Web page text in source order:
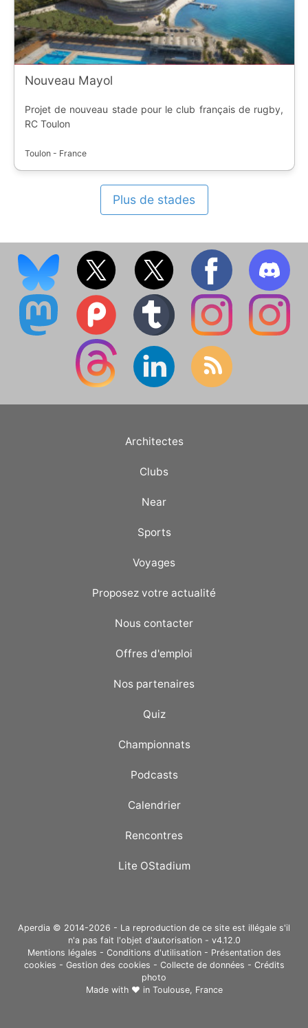
Nouveau Mayol
Projet de nouveau stade pour le club français de rugby,
RC Toulon
Toulon - France
Plus de stades
Architectes
Clubs
Near
Sports
Voyages
Proposez votre actualité
Nous contacter
Offres d'emploi
Nos partenaires
Quiz
Championnats
Podcasts
Calendrier
Rencontres
Lite OStadium
Aperdia © 2014-2026 - La reproduction de ce site est illégale s'il
n'a pas fait l'objet d'autorisation - v4.12.0
Mentions légales - Conditions d'utilisation- Présentation des
cookies - Gestion des cookies - Collecte de données - Crédits
photo
Made with ❤ in Toulouse, France